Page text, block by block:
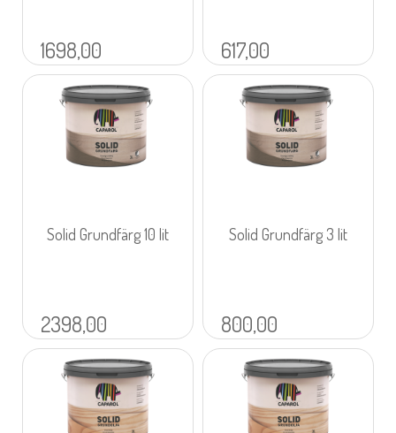
1698,00 617,00
Solid Grundfärg 10 lit
2398,00
Solid Grundfärg 3 lit
800,00